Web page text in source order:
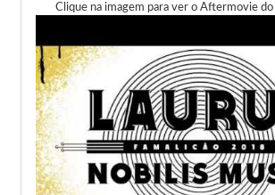
Clique na imagem para ver o Aftermovie